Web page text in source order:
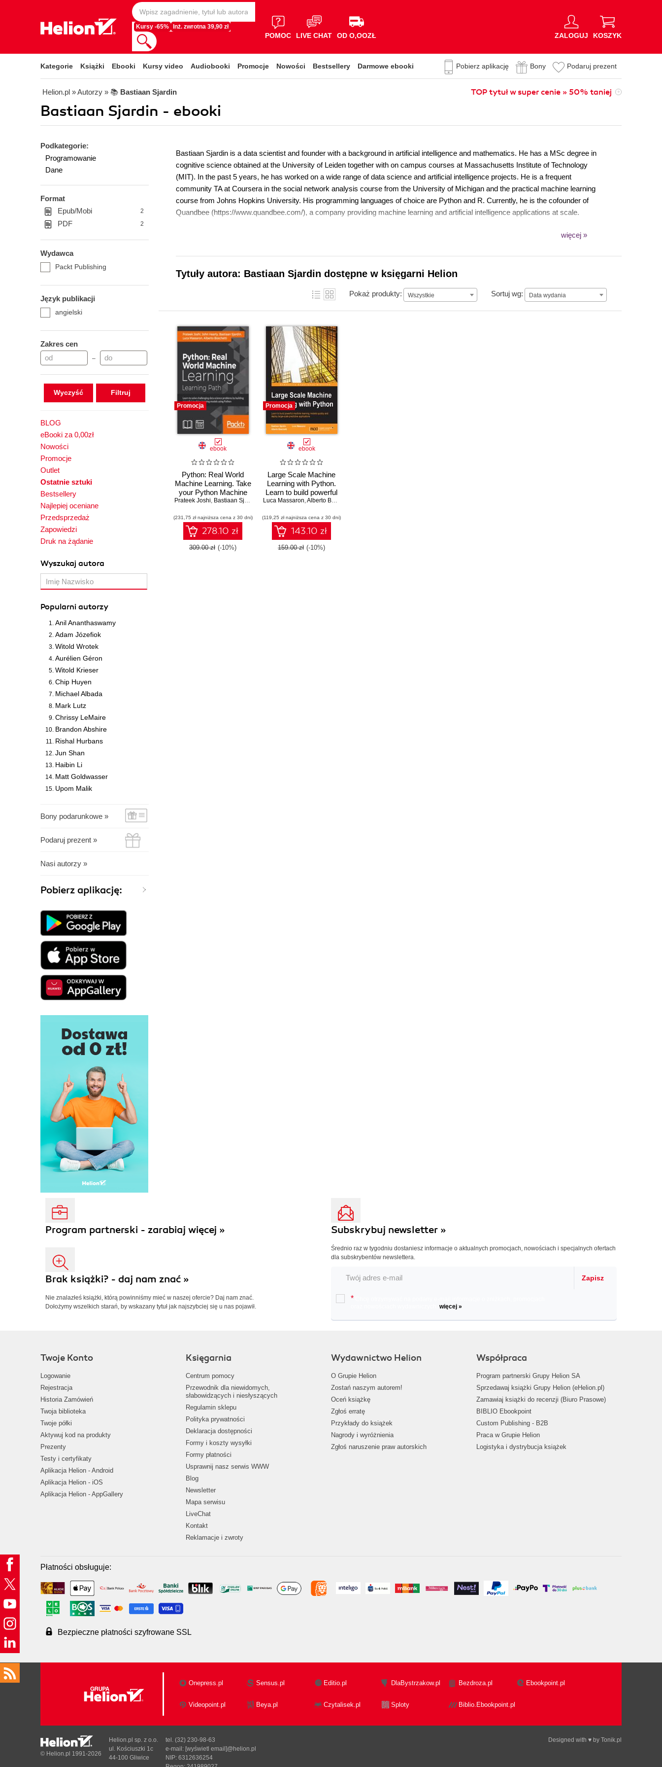
Kursy -65% Inż. zwrotna 39,90 zł
POMOC LIVE CHAT OD O,OOZŁ ZALOGUJ KOSZYK
Kategorie Książki Ebooki Kursy video Audiobooki Promocje Nowości Bestsellery Darmowe ebooki Pobierz aplikację Bony Podaruj prezent
Helion.pl » Autorzy » 📚 Bastiaan Sjardin TOP tytuł w super cenie » 50% taniej
Bastiaan Sjardin - ebooki
Podkategorie:
Programowanie
Dane
Format
Epub/Mobi
2
PDF 2
Wydawca
Packt Publishing
Język publikacji
angielski
Zakres cen
–
Wyczyść
BLOG
eBooki za 0,00zł
Nowości
Promocje
Outlet
Ostatnie sztuki
Bestsellery
Najlepiej oceniane
Przedsprzedaż
Zapowiedzi
Druk na żądanie
Wyszukaj autora
Popularni autorzy
Anil Ananthaswamy
Adam Józefiok
Witold Wrotek
Aurélien Géron
Witold Krieser
Chip Huyen
Michael Albada
Mark Lutz
Chrissy LeMaire
Brandon Abshire
Rishal Hurbans
Jun Shan
Haibin Li
Matt Goldwasser
Upom Malik
Bony podarunkowe »
Podaruj prezent »
Nasi autorzy »
Pobierz aplikację:
Bastiaan Sjardin is a data scientist and founder with a background in artificial intelligence and mathematics. He has a MSc degree in
cognitive science obtained at the University of Leiden together with on campus courses at Massachusetts Institute of Technology
(MIT). In the past 5 years, he has worked on a wide range of data science and artificial intelligence projects. He is a frequent
community TA at Coursera in the social network analysis course from the University of Michigan and the practical machine learning
course from Johns Hopkins University. His programming languages of choice are Python and R. Currently, he is the cofounder of
Quandbee (https://www.quandbee.com/), a company providing machine learning and artificial intelligence applications at scale.
więcej »
Tytuły autora: Bastiaan Sjardin dostępne w księgarni Helion
Pokaż produkty: Wszystkie Sortuj wg: Data wydania
Data wydania
Promocja
ebook
Python: Real World
Machine Learning. Take
your Python Machine
learning skills to the
Prateek Joshi, Bastiaan Sjardin Luca Massaron,Alberto Boschetti
(231,75 zł najniższa cena z 30 dni)
278.10 zł
309.00 zł (-10%)
Promocja
ebook
Large Scale Machine
Learning with Python.
Learn to build powerful
machine learning
deploy large-scale
predictive applications
Luca Massaron,Alberto Boschetti
(119,25 zł najniższa cena z 30 dni)
143.10 zł
159.00 zł (-10%)
Program partnerski - zarabiaj więcej »
Brak książki? - daj nam znać »
Nie znalazłeś książki, którą powinniśmy mieć w naszej ofercie? Daj nam znać.
Dołożymy wszelkich starań, by wskazany tytuł jak najszybciej się u nas pojawił.
Subskrybuj newsletter »
Średnio raz w tygodniu dostaniesz informacje o aktualnych promocjach, nowościach i specjalnych ofertach
dla subskrybentów newslettera.
Zapisz
*
więcej »
Twoje Konto
Logowanie
Rejestracja
Historia Zamówień
Twoja biblioteka
Twoje półki
Aktywuj kod na produkty
Prezenty
Testy i certyfikaty
Aplikacja Helion - Android
Aplikacja Helion - iOS
Aplikacja Helion - AppGallery
Księgarnia
Centrum pomocy
Przewodnik dla niewidomych,
słabowidzących i niesłyszących
Regulamin sklepu
Polityka prywatności
Deklaracja dostępności
Formy i koszty wysyłki
Formy płatności
Usprawnij nasz serwis WWW
Blog
Newsletter
Mapa serwisu
LiveChat
Kontakt
Reklamacje i zwroty
Wydawnictwo Helion
O Grupie Helion
Zostań naszym autorem!
Oceń książkę
Zgłoś erratę
Przykłady do książek
Nagrody i wyróżnienia
Zgłoś naruszenie praw autorskich
Współpraca
Program partnerski Grupy Helion SA
Sprzedawaj książki Grupy Helion (eHelion.pl)
Zamawiaj książki do recenzji (Biuro Prasowe)
BIBLIO Ebookpoint
Custom Publishing - B2B
Praca w Grupie Helion
Logistyka i dystrybucja książek
Płatności obsługuje:
Bezpieczne płatności szyfrowane SSL
Onepress.pl Sensus.pl Editio.pl DlaBystrzakow.pl Bezdroza.pl Ebookpoint.pl
Videopoint.pl Beya.pl Czytalisek.pl Sploty Biblio.Ebookpoint.pl
Designed with ♥ by Tonik.pl
© Helion.pl 1991-2026
Helion.pl sp. z o.o.
ul. Kościuszki 1c
44-100 Gliwice
tel. (32) 230-98-63
e-mail: [wyświetl email]@helion.pl
NIP: 6312636254